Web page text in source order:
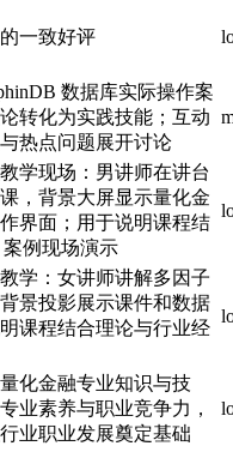
一致好评
数据库实际操作案
转化为实践技能；互动
热点问题展开讨论
学现场：男讲师在讲台
，背景大屏显示量化金
界面；用于说明课程结
例现场演示
学：女讲师讲解多因子
景投影展示课件和数据
课程结合理论与行业经
化金融专业知识与技
业素养与职业竞争力，
业职业发展奠定基础